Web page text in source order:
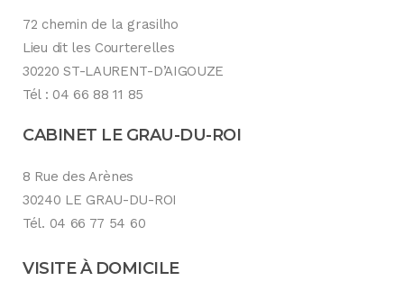
72 chemin de la grasilho
Lieu dit les Courterelles
30220 ST-LAURENT-D’AIGOUZE
Tél : 04 66 88 11 85
CABINET LE GRAU-DU-ROI
8 Rue des Arènes
30240 LE GRAU-DU-ROI
Tél. 04 66 77 54 60
VISITE À DOMICILE